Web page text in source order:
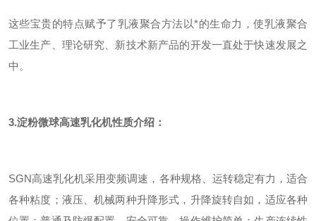
这些宝贵的特点赋予了乳液聚合方法以*的生命力，使乳液聚合
工业生产、理论研究、新技术新产品的开发一直处于快速发展之
中。
3.淀粉微球高速乳化机性质介绍：
SGN高速乳化机采用变频调速，各种规格、运转稳定有力，适合
各种粘度；液压、机械两种升降形式，升降旋转自如，适应各种